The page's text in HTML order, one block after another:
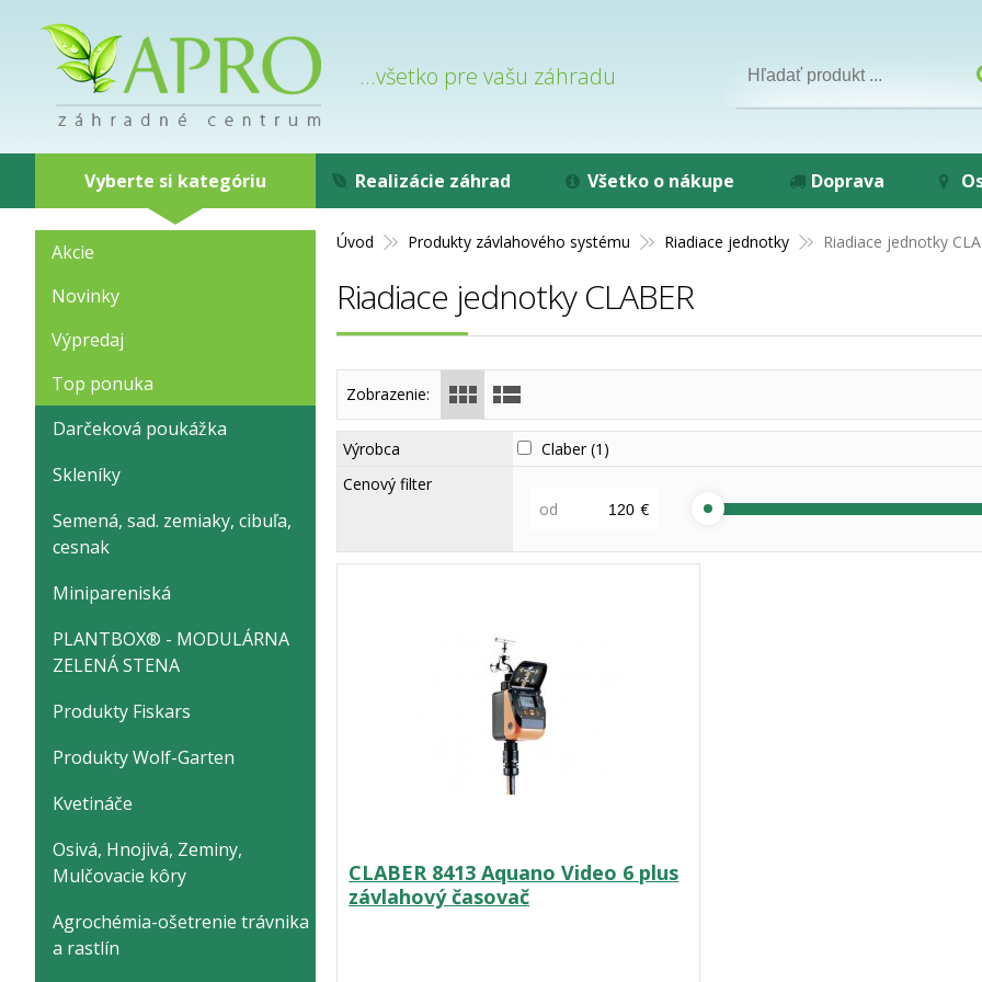
...všetko pre vašu záhradu
Úvod Produkty závlahového systému Riadiace jednotky Riadiace jednotky
Riadiace jednotky CLABER
Zobrazenie:
Výrobca Claber(1)
Cenový filter
od
€
CLABER 8413 Aquano Video 6 plus
závlahový časovač
Akcie
Novinky
Výpredaj
Top ponuka
Darčeková poukážka
Skleníky
Semená, sad. zemiaky, cibuľa,
cesnak
Minipareniská
PLANTBOX® - MODULÁRNA
ZELENÁ STENA
Produkty Fiskars
Produkty Wolf-Garten
Kvetináče
Osivá, Hnojivá, Zeminy,
Mulčovacie kôry
Agrochémia-ošetrenie trávnika
a rastlín
Vyberte si kategóriu Realizácie záhrad Všetko o nákupe Doprava